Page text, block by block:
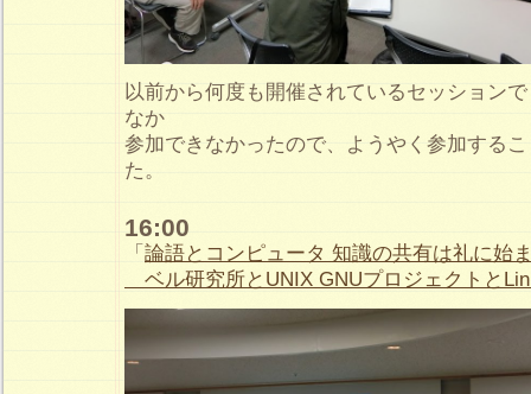
以前から何度も開催されているセッション
なか
参加できなかったので、ようやく参加する
た。
16:00
「 論語とコンピュータ 知識の共有は礼に始
ベル研究所とUNIX GNUプロジェクトと